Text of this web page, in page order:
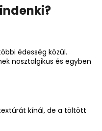
édesség közül.
nosztalgikus és egyben
kínál, de a töltött